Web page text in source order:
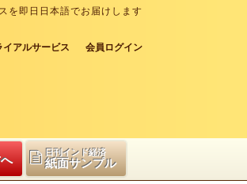
を即日日本語でお届けします
イアルサービス 会員ログイン
日刊インド経済
紙面サンプル